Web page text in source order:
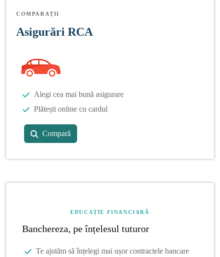
COMPARAȚII
Asigurări RCA
Alegi cea mai bună asigurare
Plătești online cu cardul
Compară
EDUCAȚIE FINANCIARĂ
Banchereza, pe înțelesul tuturor
Te ajutăm să înțelegi mai ușor contractele bancare